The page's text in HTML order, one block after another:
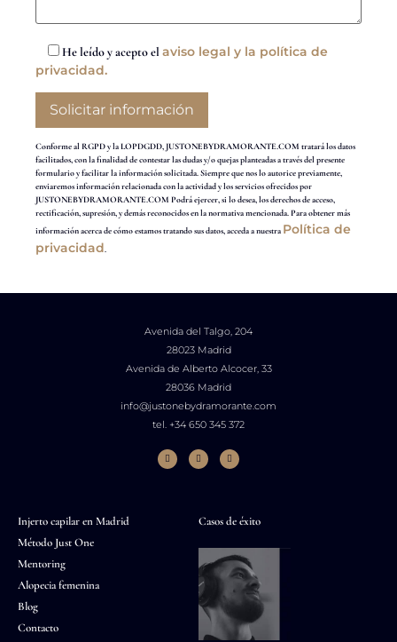
He leído y acepto el aviso legal y la política de
privacidad.
Conforme al RGPD y la LOPDGDD, JUSTONEBYDRAMORANTE.COM tratará los datos
facilitados, con la finalidad de contestar las dudas y/o quejas planteadas a través del presente
formulario y facilitar la información solicitada. Siempre que nos lo autorice previamente,
enviaremos información relacionada con la actividad y los servicios ofrecidos por
JUSTONEBYDRAMORANTE.COM Podrá ejercer, si lo desea, los derechos de acceso,
rectificación, supresión, y demás reconocidos en la normativa mencionada. Para obtener más
información acerca de cómo estamos tratando sus datos, acceda a nuestra Política de
privacidad.
Avenida del Talgo, 204
28023 Madrid
Avenida de Alberto Alcocer, 33
28036 Madrid
info@justonebydramorante.com
tel. +34 650 345 372
Injerto capilar en Madrid
Método Just One
Mentoring
Alopecia femenina
Blog
Contacto
Casos de éxito